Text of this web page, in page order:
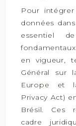
Pour
données
essentiel
en vigueur,
Général sur
Europe et
Privacy Act)
Brésil. Ces
cadre